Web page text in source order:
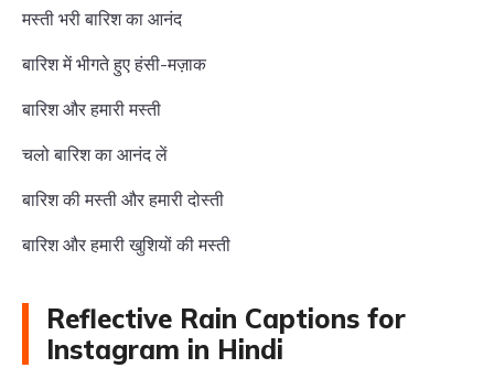
मस्ती भरी बारिश का आनंद
बारिश में भीगते हुए हंसी-मज़ाक
बारिश और हमारी मस्ती
चलो बारिश का आनंद लें
बारिश की मस्ती और हमारी दोस्ती
बारिश और हमारी खुशियों की मस्ती
Reflective Rain Captions for
Instagram in Hindi